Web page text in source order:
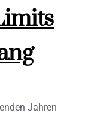
Jahren